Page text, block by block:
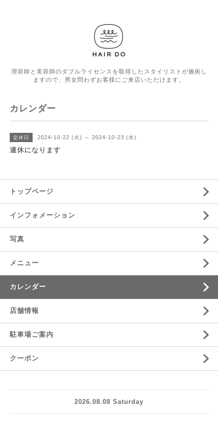
理容師と美容師のダブルライセンスを取得したスタイリストが施術し
ますので、男女問わずお客様にご来店いただけます。
カレンダー
定休日 2024-10-22 (火) ～ 2024-10-23 (水)
連休になります
トップページ
インフォメーション
写真
メニュー
カレンダー
店舗情報
駐車場ご案内
クーポン
2026.08.08 Saturday